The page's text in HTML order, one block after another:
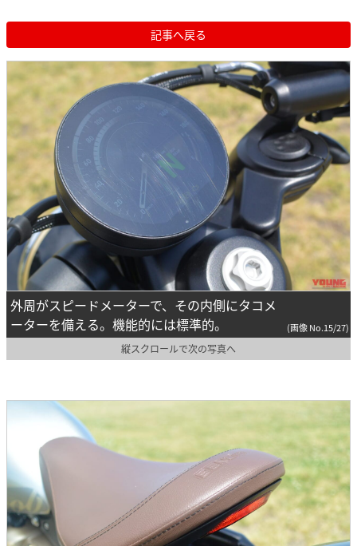
記事へ戻る
外周がスピードメーターで、その内側にタコメ
ーターを備える。機能的には標準的。
(画像 No.15/27)
縦スクロールで次の写真へ